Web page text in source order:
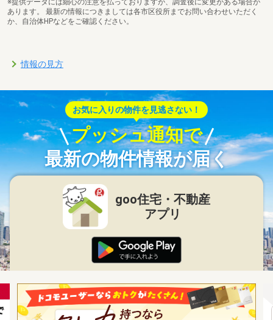
あります。 最新の情報につきましては各市区役所までお問い合わせいただく
か、自治体HPなどをご確認ください。
情報の見方
お気に入りの物件を見逃さない！
プッシュ通知で
最新の物件情報が届く
goo住宅・不動産
アプリ